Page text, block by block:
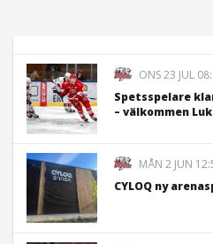
ONS 23 JUL
Spetsspelare
– välkommen
MÅN 2 JUN
CYLOQ ny